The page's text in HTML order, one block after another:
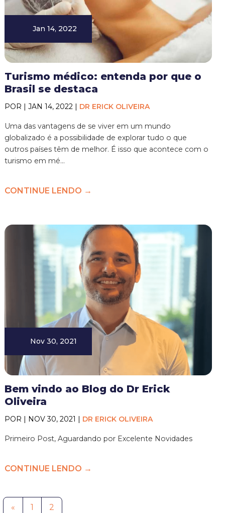
Jan 14, 2022
Turismo médico: entenda por que o
Brasil se destaca
POR | JAN 14, 2022 | DR ERICK OLIVEIRA
Uma das vantagens de se viver em um mundo
globalizado é a possibilidade de explorar tudo o que
outros países têm de melhor. É isso que acontece com o
turismo em mé...
CONTINUE LENDO →
Nov 30, 2021
Bem vindo ao Blog do Dr Erick
Oliveira
POR | NOV 30, 2021 | DR ERICK OLIVEIRA
Primeiro Post, Aguardando por Excelente Novidades
CONTINUE LENDO →
« 1 2